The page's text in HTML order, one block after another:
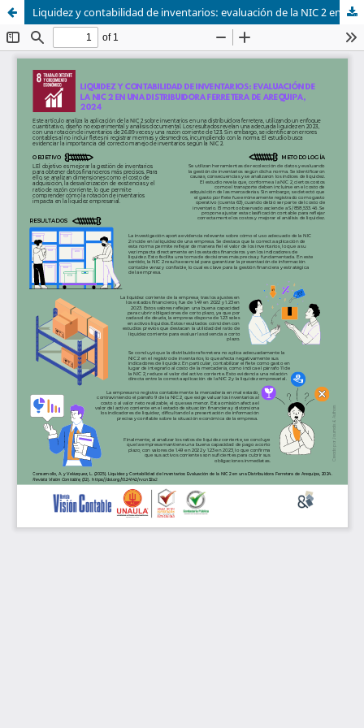
Liquidez y contabilidad de inventarios: evaluación de la NIC 2 en una distribuidora ferretera de Arequipa